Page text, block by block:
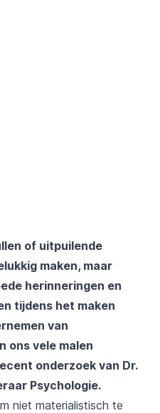
of uitpuilende
maken, maar
herinneringen en
tijdens het maken
van
ons vele malen
onderzoek van Dr.
Psychologie.
niet materialistisch te